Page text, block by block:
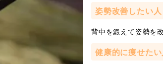
姿勢改善したい人
背中を鍛えて姿勢を
健康的に痩せたい